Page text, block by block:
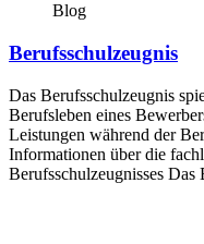
Blog
Berufsschulzeugnis
Das Berufsschulzeugnis
Berufsleben eines
Leistungen während der
Informationen über die
Berufsschulzeugnisses